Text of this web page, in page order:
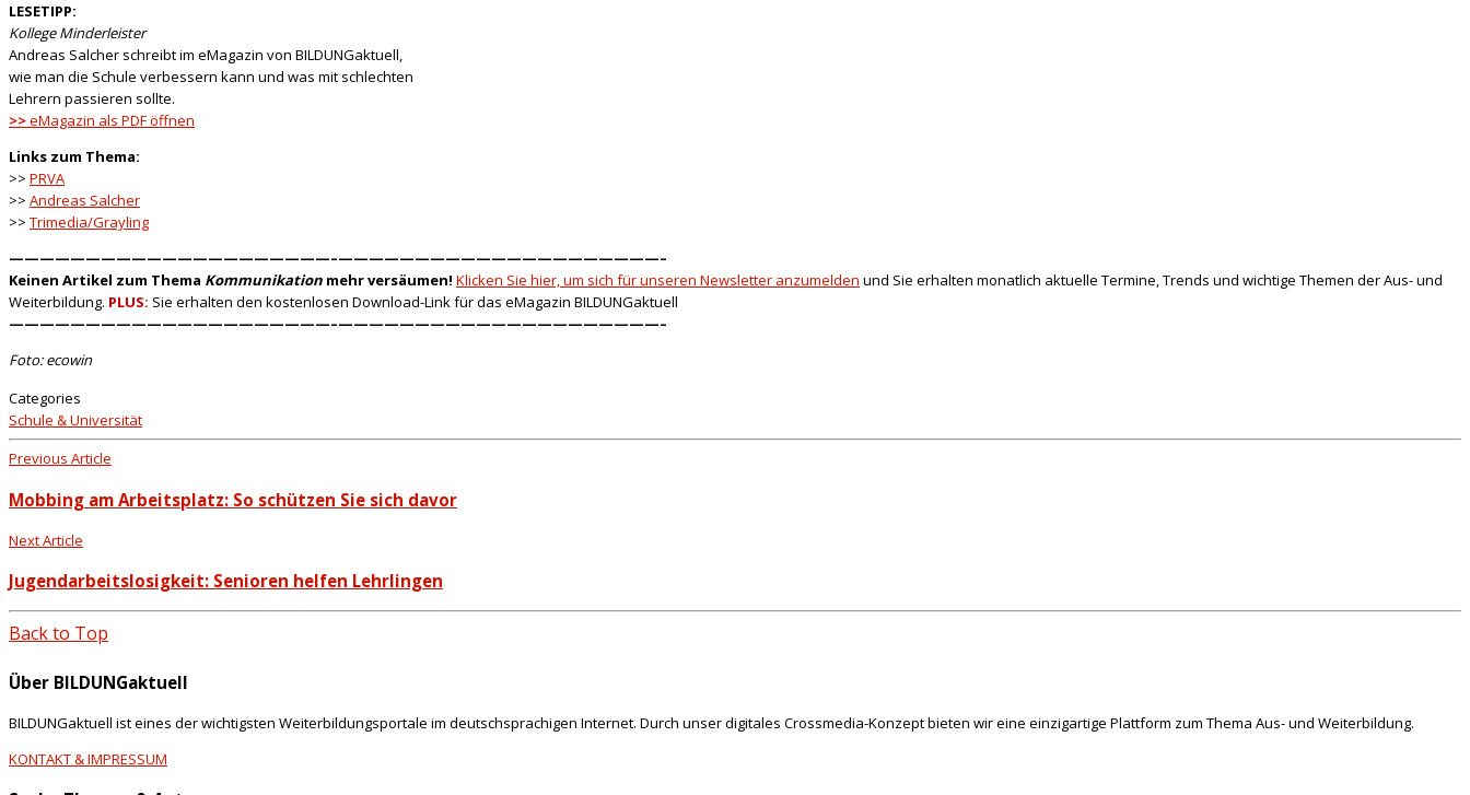
LESETIPP:
Kollege Minderleister
Andreas Salcher schreibt im eMagazin von BILDUNGaktuell,
wie man die Schule verbessern kann und was mit schlechten
Lehrern passieren sollte.
>>eMagazin als PDF öffnen
Links zum Thema:
>> PRVA
>> Andreas Salcher
>> Trimedia/Grayling
—————————————————————–—————————————————————–
Keinen Artikel zum Thema Kommunikation mehr versäumen! Klicken Sie hier, um sich für unseren Newsletter anzumelden und Sie erhalten monatlich aktuelle Termine, Trends und wichtige Themen der Aus- und
Weiterbildung. PLUS: Sie erhalten den kostenlosen Download-Link für das eMagazin BILDUNGaktuell
—————————————————————–—————————————————————–
Foto: ecowin
Categories
Schule & Universität
Previous Article
Mobbing am Arbeitsplatz: So schützen Sie sich davor
Next Article
Jugendarbeitslosigkeit: Senioren helfen Lehrlingen
Back to Top
Über BILDUNGaktuell
BILDUNGaktuell ist eines der wichtigsten Weiterbildungsportale im deutschsprachigen Internet. Durch unser digitales Crossmedia-Konzept bieten wir eine einzigartige Plattform zum Thema Aus- und Weiterbildung.
KONTAKT & IMPRESSUM